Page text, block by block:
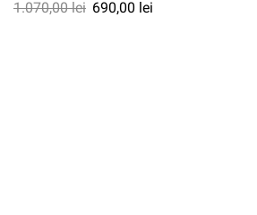
1.070,00lei 690,00 lei